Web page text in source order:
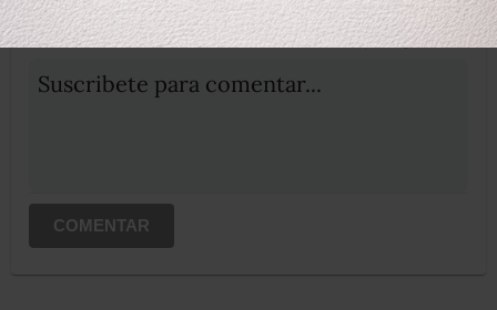
Iniciar sesión Registrate
Suscribete para comentar...
COMENTAR